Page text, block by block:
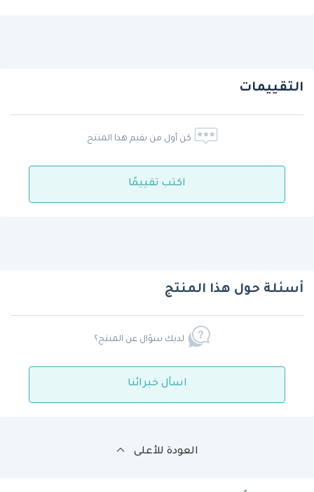
التقييمات
كن أول من يقيم هذا المنتج
اكتب تقييمًا
أسئلة حول هذا المنتج
لديك سؤال عن المنتج؟
اسأل خبرائنا
العودة للأعلى